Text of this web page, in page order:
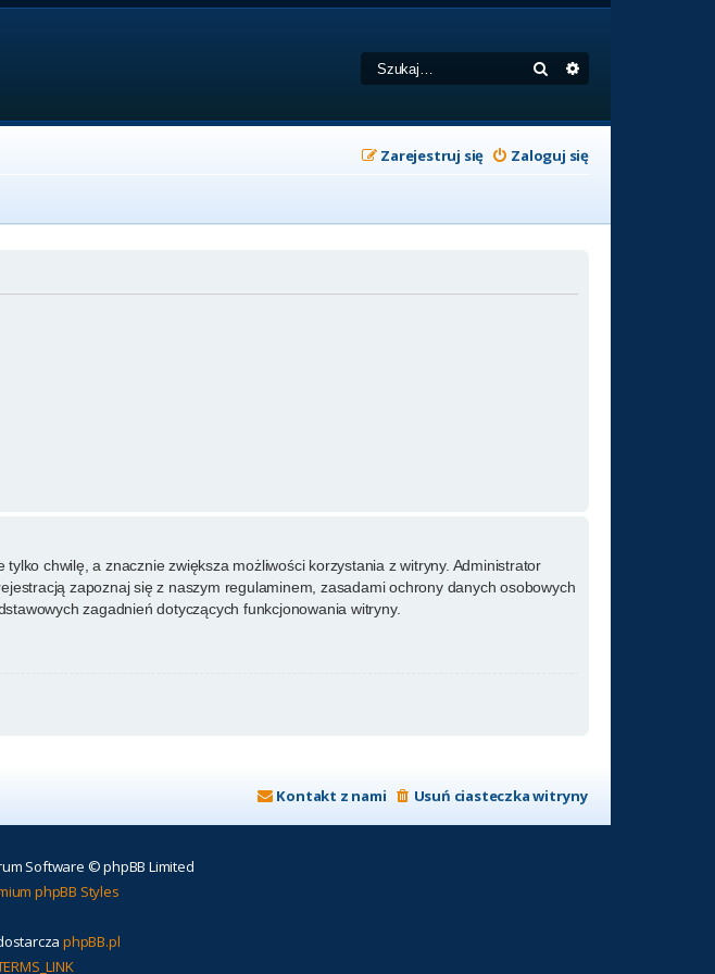
Szukaj
Zaloguj się
Zarejestruj się
chwilę, a znacznie zwiększa możliwości korzystania z witryny. Administrator
zapoznaj się z naszym regulaminem, zasadami ochrony danych osobowych
zagadnień dotyczących funkcjonowania witryny.
Usuń ciasteczka witryny
Kontakt z nami
Software © phpBB Limited
phpBB Styles
phpBB.pl